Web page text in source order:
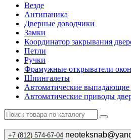
Везде
Антипаника
Дверные доводчики
Замки
Координатор закрывания
Петли
Ручки
Фрамужные открыватели окон
Шпингалеты
Автоматические выпадающие
Автоматические приводы
+7 (812) 574-67-04